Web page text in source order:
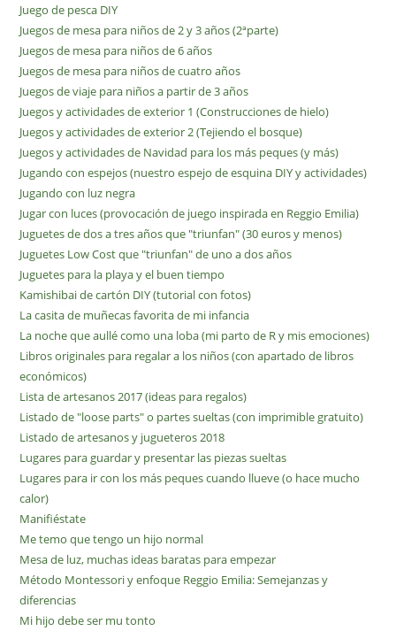
Juego de pesca DIY
Juegos de mesa para niños de 2 y 3 años (2ªparte)
Juegos de mesa para niños de 6 años
Juegos de mesa para niños de cuatro años
Juegos de viaje para niños a partir de 3 años
Juegos y actividades de exterior 1 (Construcciones de hielo)
Juegos y actividades de exterior 2 (Tejiendo el bosque)
Juegos y actividades de Navidad para los más peques (y más)
Jugando con espejos (nuestro espejo de esquina DIY y actividades)
Jugando con luz negra
Jugar con luces (provocación de juego inspirada en Reggio Emilia)
Juguetes de dos a tres años que "triunfan" (30 euros y menos)
Juguetes Low Cost que "triunfan" de uno a dos años
Juguetes para la playa y el buen tiempo
Kamishibai de cartón DIY (tutorial con fotos)
La casita de muñecas favorita de mi infancia
La noche que aullé como una loba (mi parto de R y mis emociones)
Libros originales para regalar a los niños (con apartado de libros
económicos)
Lista de artesanos 2017 (ideas para regalos)
Listado de "loose parts" o partes sueltas (con imprimible gratuito)
Listado de artesanos y jugueteros 2018
Lugares para guardar y presentar las piezas sueltas
Lugares para ir con los más peques cuando llueve (o hace mucho
calor)
Manifiéstate
Me temo que tengo un hijo normal
Mesa de luz, muchas ideas baratas para empezar
Método Montessori y enfoque Reggio Emilia: Semejanzas y
diferencias
Mi hijo debe ser mu tonto